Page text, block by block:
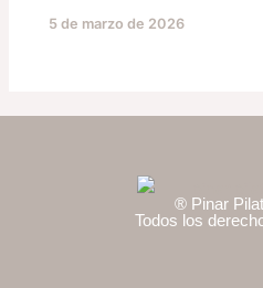
5 de marzo de 2026
® Pinar
Todos los